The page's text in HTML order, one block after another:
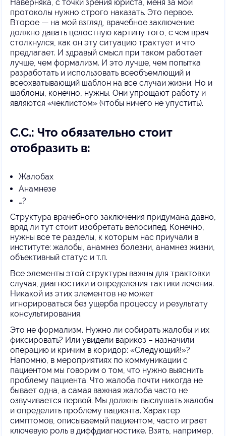
Наверняка, с точки зрения юриста, меня за мои
протоколы нужно строго наказать. Это первое.
Второе — на мой взгляд, врачебное заключение
должно давать целостную картину того, с чем врач
столкнулся, как он эту ситуацию трактует и что
предлагает. И здравый смысл при таком работает
лучше, чем формализм. И это лучше, чем попытка
разработать и использовать всеобъемлющий и
всеохватывающий шаблон на все случаи жизни. Но и
шаблоны, конечно, нужны. Они упрощают работу и
являются «чеклистом» (чтобы ничего не упустить).
С.С.: Что обязательно стоит
отобразить в:
Жалобах
Анамнезе
…?
Структура врачебного заключения придумана давно,
вряд ли тут стоит изобретать велосипед. Конечно,
нужны все те разделы, к которым нас приучали в
институте: жалобы, анамнез болезни, анамнез жизни,
объективный статус и т.п.
Все элементы этой структуры важны для трактовки
случая, диагностики и определения тактики лечения.
Никакой из этих элементов не может
игнорироваться без ущерба процессу и результату
консультирования.
Это не формализм. Нужно ли собирать жалобы и их
фиксировать? Или увидели варикоз – назначили
операцию и кричим в коридор: «Следующий!»?
Напомню, в мероприятиях по коммуникации с
пациентом мы говорим о том, что нужно выяснить
проблему пациента. Что жалоба почти никогда не
бывает одна, а самая важная жалоба часто не
озвучивается первой. Мы должны выслушать жалобы
и определить проблему пациента. Характер
симптомов, описываемый пациентом, часто играет
ключевую роль в диффдиагностике. Взять, например,